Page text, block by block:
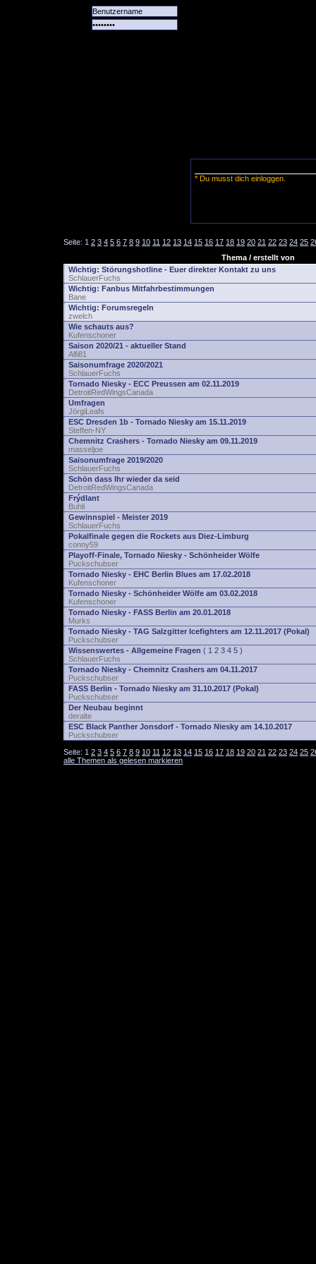
* Du musst dich einloggen.
Seite: 1 2 3 4 5 6 7 8 9 10 11 12 13 14 15 16 17 18 19 20 21 22 23 24 25
Thema / erstellt von
Wichtig: Störungshotline - Euer direkter Kontakt zu uns
SchlauerFuchs
Wichtig: Fanbus Mitfahrbestimmungen
Bane
Wichtig: Forumsregeln
zwelch
Wie schauts aus?
Kufenschoner
Saison 2020/21 - aktueller Stand
Alfi81
Saisonumfrage 2020/2021
SchlauerFuchs
Tornado Niesky - ECC Preussen am 02.11.2019
DetroitRedWingsCanada
Umfragen
JörgiLeafs
ESC Dresden 1b - Tornado Niesky am 15.11.2019
Steffen-NY
Chemnitz Crashers - Tornado Niesky am 09.11.2019
masseljoe
Saisonumfrage 2019/2020
SchlauerFuchs
Schön dass Ihr wieder da seid
DetroitRedWingsCanada
Frýdlant
Buhli
Gewinnspiel - Meister 2019
SchlauerFuchs
Pokalfinale gegen die Rockets aus Diez-Limburg
conny59
Playoff-Finale, Tornado Niesky - Schönheider Wölfe
Puckschubser
Tornado Niesky - EHC Berlin Blues am 17.02.2018
Kufenschoner
Tornado Niesky - Schönheider Wölfe am 03.02.2018
Kufenschoner
Tornado Niesky - FASS Berlin am 20.01.2018
Murks
Tornado Niesky - TAG Salzgitter Icefighters am 12.11.2017 (Pokal)
Puckschubser
Wissenswertes - Allgemeine Fragen ( 1 2 3 4 5 )
SchlauerFuchs
Tornado Niesky - Chemnitz Crashers am 04.11.2017
Puckschubser
FASS Berlin - Tornado Niesky am 31.10.2017 (Pokal)
Puckschubser
Der Neubau beginnt
deralte
ESC Black Panther Jonsdorf - Tornado Niesky am 14.10.2017
Puckschubser
Seite: 1 2 3 4 5 6 7 8 9 10 11 12 13 14 15 16 17 18 19 20 21 22 23 24 25
alle Themen als gelesen markieren